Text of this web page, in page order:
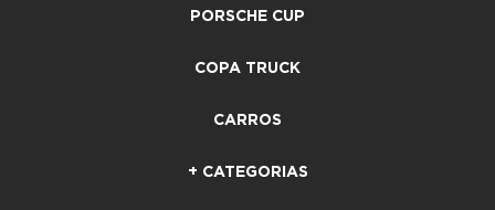
PORSCHE CUP
COPA TRUCK
CARROS
+ CATEGORIAS